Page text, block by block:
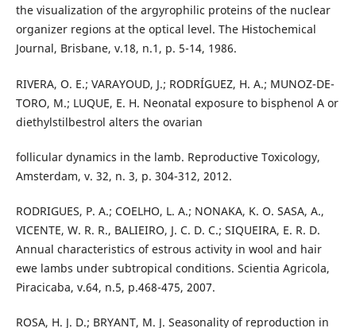
the visualization of the argyrophilic proteins of the nuclear
organizer regions at the optical level. The Histochemical
Journal, Brisbane, v.18, n.1, p. 5-14, 1986.
RIVERA, O. E.; VARAYOUD, J.; RODRÍGUEZ, H. A.; MUNOZ-DE-
TORO, M.; LUQUE, E. H. Neonatal exposure to bisphenol A or
diethylstilbestrol alters the ovarian
follicular dynamics in the lamb. Reproductive Toxicology,
Amsterdam, v. 32, n. 3, p. 304-312, 2012.
RODRIGUES, P. A.; COELHO, L. A.; NONAKA, K. O. SASA, A.,
VICENTE, W. R. R., BALIEIRO, J. C. D. C.; SIQUEIRA, E. R. D.
Annual characteristics of estrous activity in wool and hair
ewe lambs under subtropical conditions. Scientia Agricola,
Piracicaba, v.64, n.5, p.468-475, 2007.
ROSA, H. J. D.; BRYANT, M. J. Seasonality of reproduction in